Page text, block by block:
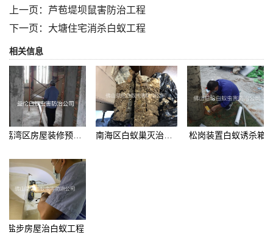
上一页： 芦苞堤坝鼠害防治工程
下一页： 大塘住宅消杀白蚁工程
相关信息
松岗装置白蚁诱杀箱
盐步房屋治白蚁工程